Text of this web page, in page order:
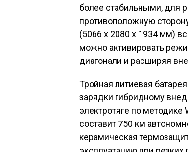
более стабильными, для
противоположную
(5066 х 2080 х 1934 мм)
можно активировать
диагонали и расширяя
Тройная литиевая
зарядки гибридному
электротяге по методике
составит 750 км
керамическая